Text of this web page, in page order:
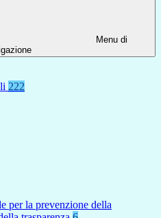
Menu di
222
per la prevenzione della